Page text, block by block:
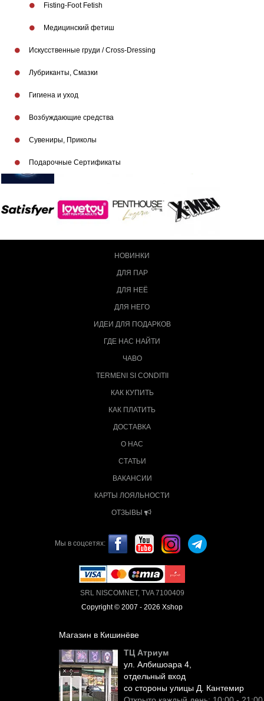
Fisting-Foot Fetish
Медицинский фетиш
Искусственные груди / Cross-Dressing
Лубриканты, Смазки
Гигиена и уход
Возбуждающие средства
Сувениры, Приколы
Подарочные Сертификаты
НОВИНКИ
ДЛЯ ПАР
ДЛЯ НЕЁ
ДЛЯ НЕГО
ИДЕИ ДЛЯ ПОДАРКОВ
ГДЕ НАС НАЙТИ
ЧАВО
TERMENI SI CONDITII
КАК КУПИТЬ
КАК ПЛАТИТЬ
ДОСТАВКА
О НАС
СТАТЬИ
ВАКАНСИИ
КАРТЫ ЛОЯЛЬНОСТИ
ОТЗЫВЫ
Мы в соцсетях:
SRL NISCOMNET, TVA 7100409
Copyright © 2007 - 2026 Xshop
Магазин в Кишинёве
ТЦ Атриум
ул. Албишоара 4,
отдельный вход
со стороны улицы Д. Кантемир